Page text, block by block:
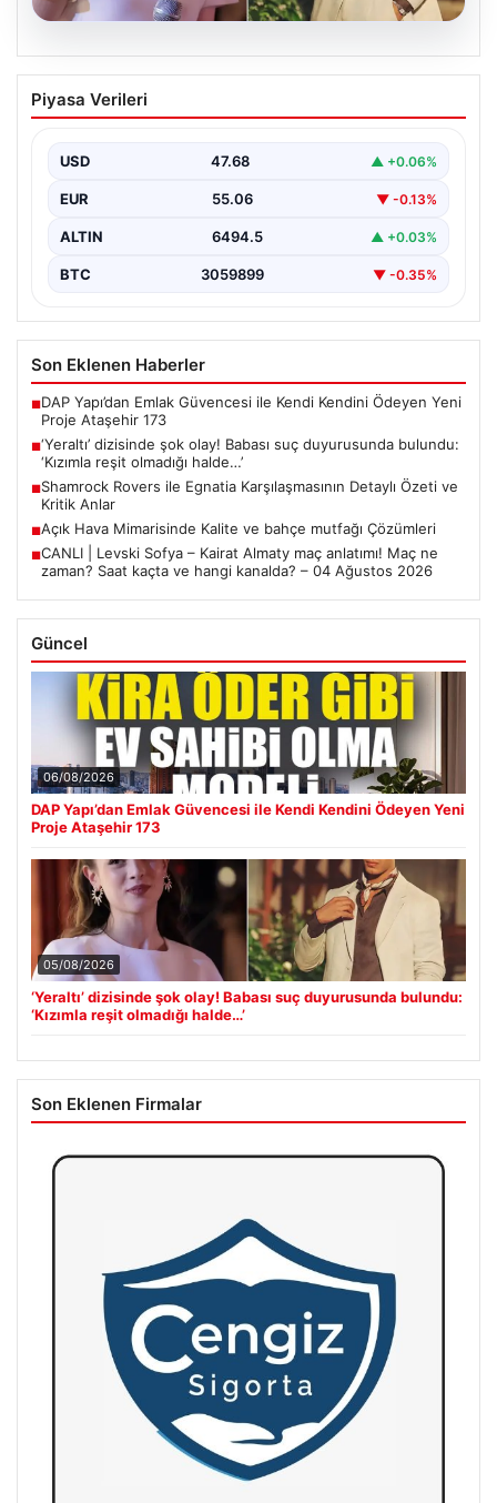
05.08.2026
‘Yeraltı’ dizisinde şok olay! Babası suç
duyurusunda bulundu: ‘Kızımla reşit
Piyasa Verileri
USD 47.68 ▲ +0.06%
EUR 55.06 ▼ -0.13%
ALTIN 6494.5 ▲ +0.03%
BTC 3059899 ▼ -0.35%
Son Eklenen Haberler
■DAP Yapı’dan Emlak Güvencesi ile Kendi Kendini Ödeyen Yeni
Proje Ataşehir 173
■‘Yeraltı’ dizisinde şok olay! Babası suç duyurusunda bulundu:
‘Kızımla reşit olmadığı halde…’
■Shamrock Rovers ile Egnatia Karşılaşmasının Detaylı Özeti ve
Kritik Anlar
■Açık Hava Mimarisinde Kalite ve bahçe mutfağı Çözümleri
■CANLI | Levski Sofya – Kairat Almaty maç anlatımı! Maç ne
zaman? Saat kaçta ve hangi kanalda? – 04 Ağustos 2026
Güncel
06/08/2026
DAP Yapı’dan Emlak Güvencesi ile Kendi Kendini Ödeyen Yeni
Proje Ataşehir 173
05/08/2026
‘Yeraltı’ dizisinde şok olay! Babası suç duyurusunda bulundu:
‘Kızımla reşit olmadığı halde…’
Son Eklenen Firmalar